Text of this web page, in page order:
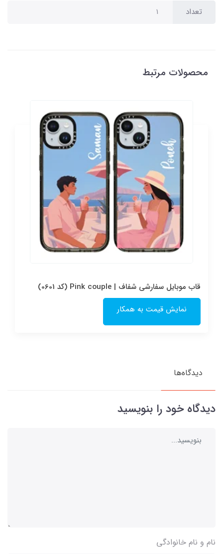
تعداد
محصولات مرتبط
قاب موبایل سفارشی شفاف | Pink couple (کد 0601)
نمایش قیمت به همکار
دیدگاه‌ها
دیدگاه خود را بنویسید
نام و نام خانوادگی